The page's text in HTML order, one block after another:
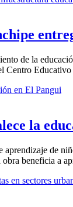
de la
Centro
la
de
beneficia a